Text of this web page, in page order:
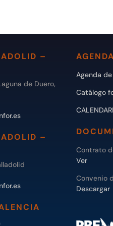
–
de Duero,
–
Agenda
Catálogo
Contrato
Ver
Convenio
Descargar